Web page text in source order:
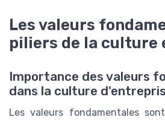
Les valeurs
piliers de la culture
Importance des valeurs
dans la culture
Les valeurs fondamentales